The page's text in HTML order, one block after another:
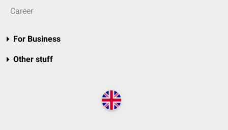
Career
For Business
Other stuff